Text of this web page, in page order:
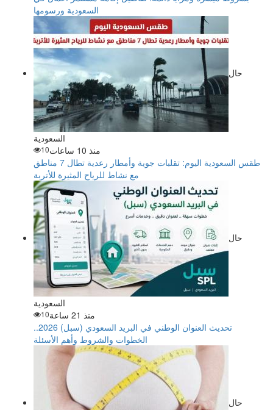
السعودية ورسومها
حال
السعودية
منذ 10 ساعات
10
طقس السعودية اليوم: تقلبات جوية وأمطار رعدية تطال 7 مناطق
مع نشاط للرياح المثيرة للأتربة
حال
السعودية
منذ 21 ساعة
10
تحديث العنوان الوطني في البريد السعودي (سبل) 2026..
الخطوات والشروط وأهم الأسئلة
حال